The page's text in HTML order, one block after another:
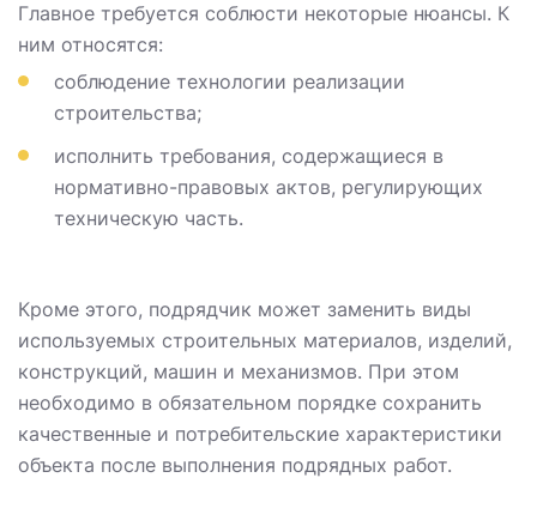
Главное требуется соблюсти некоторые нюансы. К
ним относятся:
соблюдение технологии реализации
строительства;
исполнить требования, содержащиеся в
нормативно-правовых актов, регулирующих
техническую часть.
Кроме этого, подрядчик может заменить виды
используемых строительных материалов, изделий,
конструкций, машин и механизмов. При этом
необходимо в обязательном порядке сохранить
качественные и потребительские характеристики
объекта после выполнения подрядных работ.